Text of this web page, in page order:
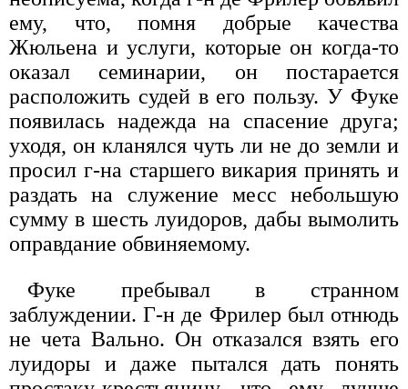
ему, что, помня добрые качества
Жюльена и услуги, которые он когда-то
оказал семинарии, он постарается
расположить судей в его пользу. У Фуке
появилась надежда на спасение друга;
уходя, он кланялся чуть ли не до земли и
просил г-на старшего викария принять и
раздать на служение месс небольшую
сумму в шесть луидоров, дабы вымолить
оправдание обвиняемому.
Фуке пребывал в странном
заблуждении. Г-н де Фрилер был отнюдь
не чета Вально. Он отказался взять его
луидоры и даже пытался дать понять